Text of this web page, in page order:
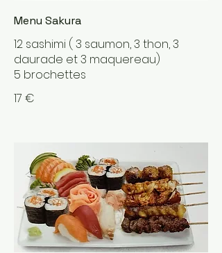
Menu Sakura
12 sashimi ( 3 saumon, 3 thon, 3
daurade et 3 maquereau)
5 brochettes
17 €